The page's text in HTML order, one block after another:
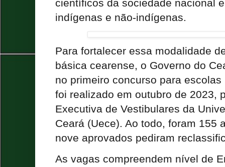
científicos da sociedade nacional
indígenas e não-indígenas.
Para fortalecer essa modalidade
básica cearense, o Governo do
no primeiro concurso para
foi realizado em outubro de 2023,
Executiva de Vestibulares da
Ceará (Uece). Ao todo, foram 155
nove aprovados pediram
As vagas compreendem nível de